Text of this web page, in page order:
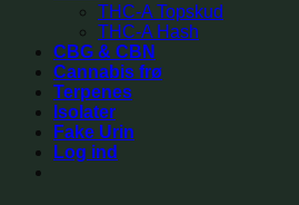
THC-A Topskud
THC-A Hash
CBG & CBN
Cannabis frø
Terpenes
Isolater
Fake Urin
Log ind